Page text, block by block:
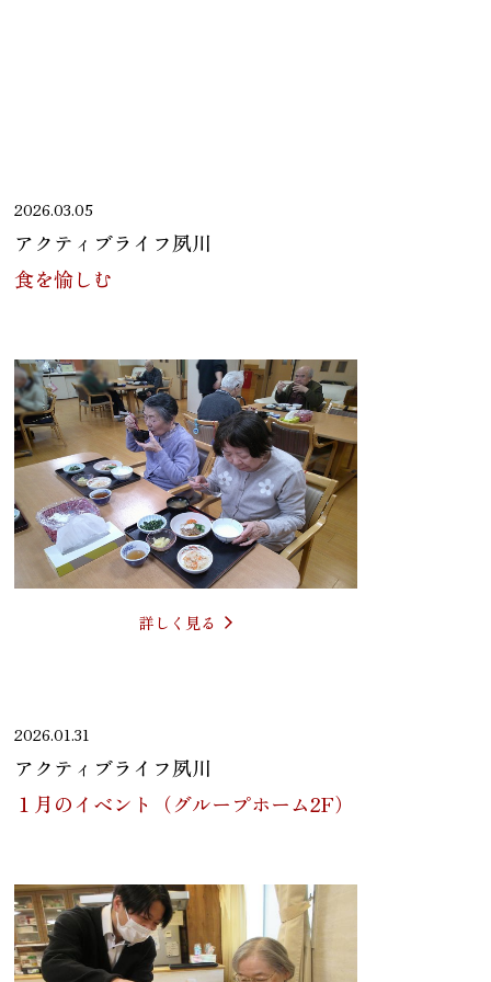
2026.03.05
アクティブライフ夙川
食を愉しむ
詳しく見る
2026.01.31
アクティブライフ夙川
１月のイベント（グループホーム2F）